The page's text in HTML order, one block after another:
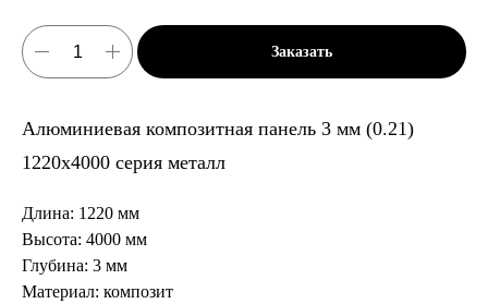
Заказать
Алюминиевая композитная панель 3 мм (0.21)
1220х4000 серия металл
Длина: 1220 мм
Высота: 4000 мм
Глубина: 3 мм
Материал: композит